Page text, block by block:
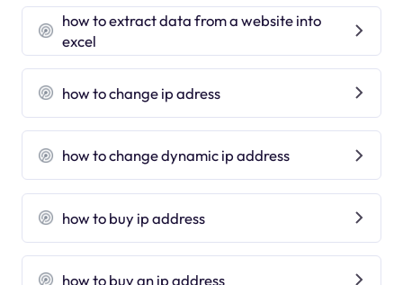
how to extract data from a website into
excel
how to change ip adress
how to change dynamic ip address
how to buy ip address
how to buy an ip address